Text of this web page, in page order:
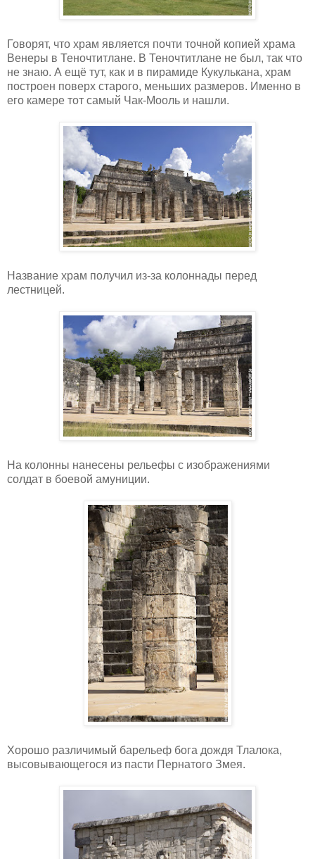
Говорят, что храм является почти точной копией храма
Венеры в Теночтитлане. В Теночтитлане не был, так что
не знаю. А ещё тут, как и в пирамиде Кукулькана, храм
построен поверх старого, меньших размеров. Именно в
его камере тот самый Чак-Мооль и нашли.
Название храм получил из-за колоннады перед
лестницей.
На колонны нанесены рельефы с изображениями
солдат в боевой амуниции.
Хорошо различимый барельеф бога дождя Тлалока,
высовывающегося из пасти Пернатого Змея.